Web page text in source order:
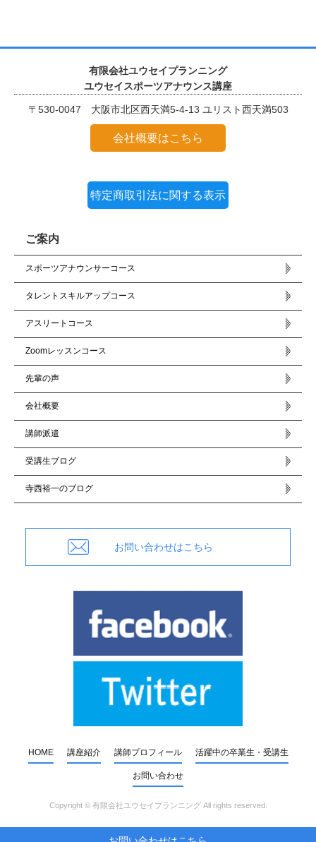
有限会社ユウセイプランニング
ユウセイスポーツアナウンス講座
〒530-0047 大阪市北区西天満5-4-13 ユリスト西天満503
会社概要はこちら
特定商取引法に関する表示
ご案内
スポーツアナウンサーコース
タレントスキルアップコース
アスリートコース
Zoomレッスンコース
先輩の声
会社概要
講師派遣
受講生ブログ
寺西裕一のブログ
お問い合わせはこちら
HOME 講座紹介 講師プロフィール 活躍中の卒業生・受講生
お問い合わせ
Copyright © 有限会社ユウセイプランニングAll rights reserved.